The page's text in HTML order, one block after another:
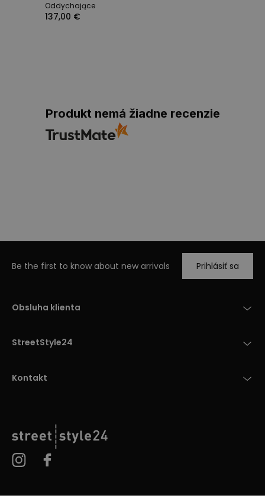
Oddychające
137,00 €
Produkt nemá žiadne recenzie
Be the first to know about new arrivals Prihlásiť sa
Obsluha klienta
StreetStyle24
Kontakt